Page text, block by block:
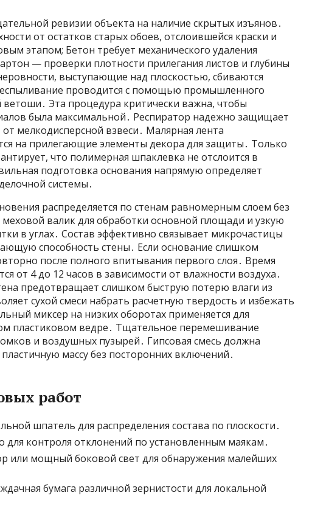
ревизии объекта на наличие скрытых изъянов․
от остатков старых обоев, отслоившейся краски и
этапом; Бетон требует механического удаления
— проверки плотности прилегания листов и глубины
выступающие над плоскостью, сбиваются
проводится с помощью промышленного
ветоши․ Эта процедура критически важна, чтобы
была максимальной․ Респиратор надежно защищает
мелкодисперсной взвеси․ Малярная лента
на прилегающие элементы декора для защиты․ Только
что полимерная шпаклевка не отслоится в
подготовка основания напрямую определяет
системы․
распределяется по стенам равномерным слоем без
валик для обработки основной площади и узкую
в углах․ Состав эффективно связывает микрочастицы
способность стены․ Если основание слишком
после полного впитывания первого слоя․ Время
от 4 до 12 часов в зависимости от влажности воздуха․
предотвращает слишком быструю потерю влаги из
сухой смеси набрать расчетную твердость и избежать
миксер на низких оборотах применяется для
пластиковом ведре․ Тщательное перемешивание
и воздушных пузырей․ Гипсовая смесь должна
массу без посторонних включений․
работ
шпатель для распределения состава по плоскости․
контроля отклонений по установленным маякам․
или мощный боковой свет для обнаружения малейших
бумага различной зернистости для локальной